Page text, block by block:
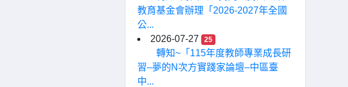
教育基金會辦理「2026-2027年全國
公...
2026-07-27
25
轉知~「115年度教師專業成長研
習–夢的N次方實踐家論壇–中區臺
中...